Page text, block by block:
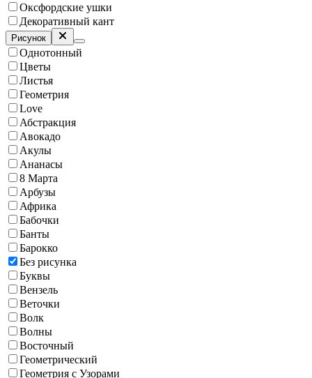
Оксфордские ушки
Декоративный кант
Рисунок
Однотонный
Цветы
Листья
Геометрия
Love
Абстракция
Авокадо
Акулы
Ананасы
8 Марта
Арбузы
Африка
Бабочки
Банты
Барокко
Без рисунка
Буквы
Вензель
Веточки
Волк
Волны
Восточный
Геометрический
Геометрия с Узорами